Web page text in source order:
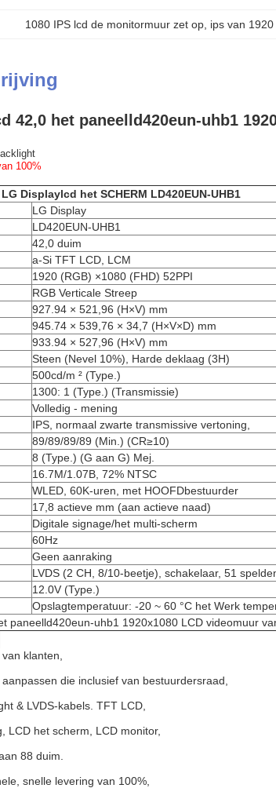
1080 IPS lcd de monitormuur zet op ips van
42,0 het paneelld420eun-uhb1
100%
LG Displaylcd het SCHERM LD420EUN-UHB1
LG Display
LD420EUN-UHB1
42,0 duim
a-Si TFT LCD, LCM
1920 (RGB) ×1080 (FHD) 52PPI
RGB Verticale Streep
927.94 × 521,96 (H×V) mm
945.74 × 539,76 × 34,7 (H×V×D) mm
933.94 × 527,96 (H×V) mm
Steen (Nevel 10%), Harde deklaag (3H)
500cd/m ² (Type.)
1300: 1 (Type.) (Transmissie)
Volledig - mening
IPS, normaal zwarte transmissive vertoning,
89/89/89/89 (Min.) (CR≥10)
8 (Type.) (G aan G) Mej.
16.7M/1.07B, 72% NTSC
WLED, 60K-uren, met HOOFDbestuurder
17,8 actieve mm (aan actieve naad)
Digitale signage/het multi-scherm
60Hz
Geen aanraking
LVDS (2 CH, 8/10-beetje), schakelaar, 51
12.0V (Type.)
Opslagtemperatuur: -20 ~ 60 °C het Werk
paneelld420eun-uhb1 1920x1080 LCD videomuur
klanten,
die inclusief van bestuurdersraad,
& LVDS-kabels. TFT LCD,
LCD het scherm, LCD monitor,
88 duim.
snelle levering van 100%,